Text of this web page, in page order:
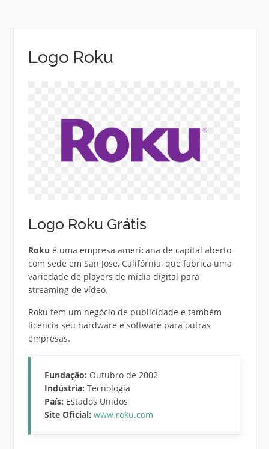
Logo Roku
Logo Roku Grátis
Roku é uma empresa americana de capital aberto
com sede em San Jose, Califórnia, que fabrica uma
variedade de players de mídia digital para
streaming de vídeo.
Roku tem um negócio de publicidade e também
licencia seu hardware e software para outras
empresas.
Fundação: Outubro de 2002
Indústria: Tecnologia
País: Estados Unidos
Site Oficial: www.roku.com